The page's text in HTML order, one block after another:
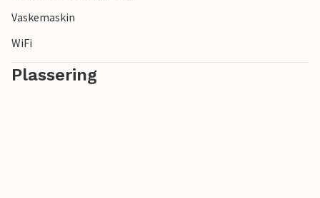
Vaskemaskin
WiFi
Plassering